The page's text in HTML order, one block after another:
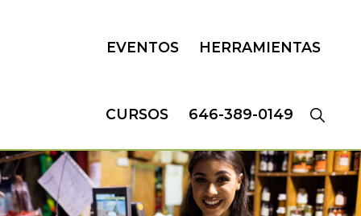
EVENTOS HERRAMIENTAS
CURSOS 646-389-0149